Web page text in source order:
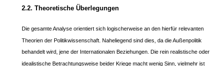
2.2. Theoretische Überlegungen
Die gesamte Analyse orientiert sich logischerweise an den hierfür relevanten
Theorien der Politikwissenschaft. Naheliegend sind dies, da die Außenpolitik
behandelt wird, jene der Internationalen Beziehungen. Die rein realistische oder
idealistische Betrachtungsweise beider Kriege macht wenig Sinn, vielmehr ist